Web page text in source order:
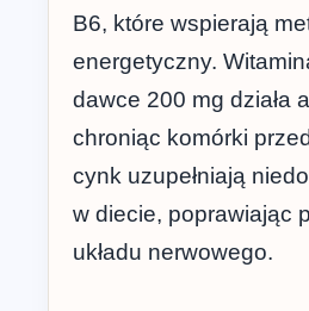
B6, które wspierają
energetyczny.
dawce 200 mg działa
chroniąc komórki
cynk uzupełniają
w diecie, poprawiając
układu nerwowego.